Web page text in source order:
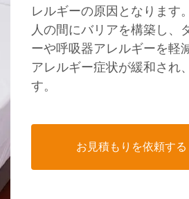
レルギーの原因となります
人の間にバリアを構築し、
ーや呼吸器アレルギーを軽
アレルギー症状が緩和され
す。
お見積もりを依頼する